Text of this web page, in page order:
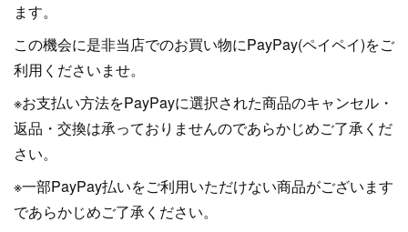
ます。
この機会に是非当店でのお買い物にPayPay(ペイペイ)をご
利用くださいませ。
※お支払い方法をPayPayに選択された商品のキャンセル・
返品・交換は承っておりませんのであらかじめご了承くだ
さい。
※一部PayPay払いをご利用いただけない商品がございます
であらかじめご了承ください。